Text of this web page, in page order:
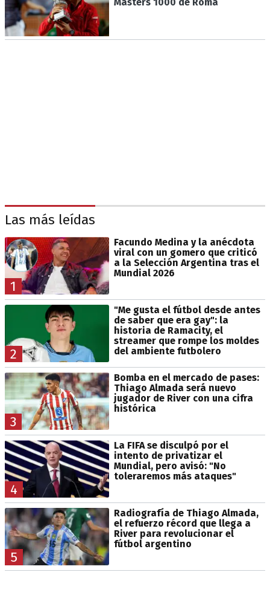
Masters 1000 de Roma
Las más leídas
1
Facundo Medina y la anécdota
viral con un gomero que criticó
a la Selección Argentina tras el
Mundial 2026
2
"Me gusta el fútbol desde antes
de saber que era gay": la
historia de Ramacity, el
streamer que rompe los moldes
del ambiente futbolero
3
Bomba en el mercado de pases:
Thiago Almada será nuevo
jugador de River con una cifra
histórica
4
La FIFA se disculpó por el
intento de privatizar el
Mundial, pero avisó: "No
toleraremos más ataques"
5
Radiografía de Thiago Almada,
el refuerzo récord que llega a
River para revolucionar el
fútbol argentino